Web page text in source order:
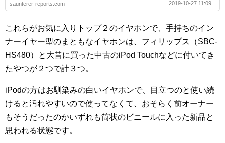
saunterer-reports.com 2019-10-27 11:09
これらがお気に入りトップ２のイヤホンで、手持ちのイン
ナーイヤー型のまともなイヤホンは、フィリップス（SBC-
HS480）と大昔に買った中古のiPod Touchなどに付いてき
たやつが２つで計３つ。
iPodの方はお馴染みの白いイヤホンで、目立つのと使い続
けると汚れやすいので使ってなくて、おそらく前オーナー
もそうだったのかいずれも筒状のビニールに入った新品と
思われる状態です。